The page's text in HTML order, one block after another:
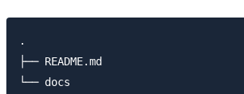
.
├── README.md
└── docs